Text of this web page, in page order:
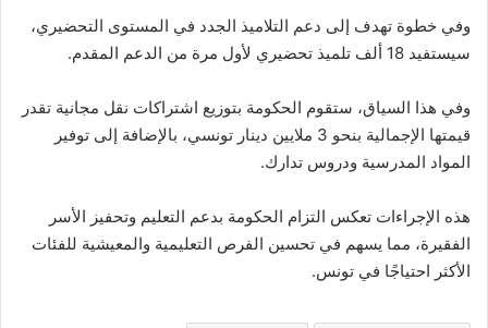
وفي خطوة تهدف إلى دعم التلاميذ الجدد في المستوى التحضيري،
سيستفيد 18 ألف تلميذ تحضيري لأول مرة من الدعم المقدم.
وفي هذا السياق، ستقوم الحكومة بتوزيع اشتراكات نقل مجانية تقدر
قيمتها الإجمالية بنحو 3 ملايين دينار تونسي، بالإضافة إلى توفير
المواد المدرسية ودروس تدارك.
هذه الإجراءات تعكس التزام الحكومة بدعم التعليم وتحفيز الأسر
الفقيرة، مما يسهم في تحسين الفرص التعليمية والمعيشية للفئات
الأكثر احتياجًا في تونس.